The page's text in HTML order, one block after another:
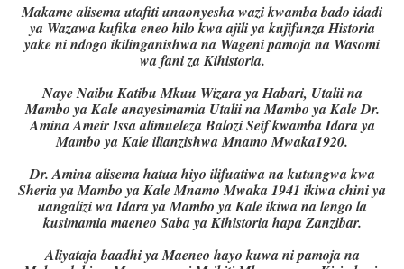
Makame alisema utafiti unaonyesha wazi kwamba bado idadi
ya Wazawa kufika eneo hilo kwa ajili ya kujifunza Historia
yake ni ndogo ikilinganishwa na Wageni pamoja na Wasomi
wa fani za Kihistoria.
Naye Naibu Katibu Mkuu Wizara ya Habari, Utalii na
Mambo ya Kale anayesimamia Utalii na Mambo ya Kale Dr.
Amina Ameir Issa alimueleza Balozi Seif kwamba Idara ya
Mambo ya Kale ilianzishwa Mnamo Mwaka1920.
Dr. Amina alisema hatua hiyo ilifuatiwa na kutungwa kwa
Sheria ya Mambo ya Kale Mnamo Mwaka 1941 ikiwa chini ya
uangalizi wa Idara ya Mambo ya Kale ikiwa na lengo la
kusimamia maeneo Saba ya Kihistoria hapa Zanzibar.
Aliyataja baadhi ya Maeneo hayo kuwa ni pamoja na